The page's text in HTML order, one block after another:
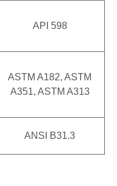
API 598
ASTM A182, ASTM
A351, ASTM A313
ANSI B31.3